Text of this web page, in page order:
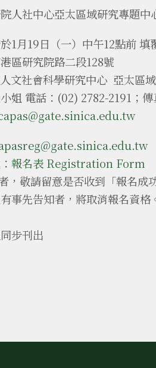
院人社中心亞太區域研究
1月19日（一）中午12點前 填
區研究院路二段128號
社會科學研究中心 亞太區
姐 電話：(02) 2782-2191；
報名表 Registration Form
敬請留意是否收到「報名成
事先告知者，將取消報名資格
步刊出